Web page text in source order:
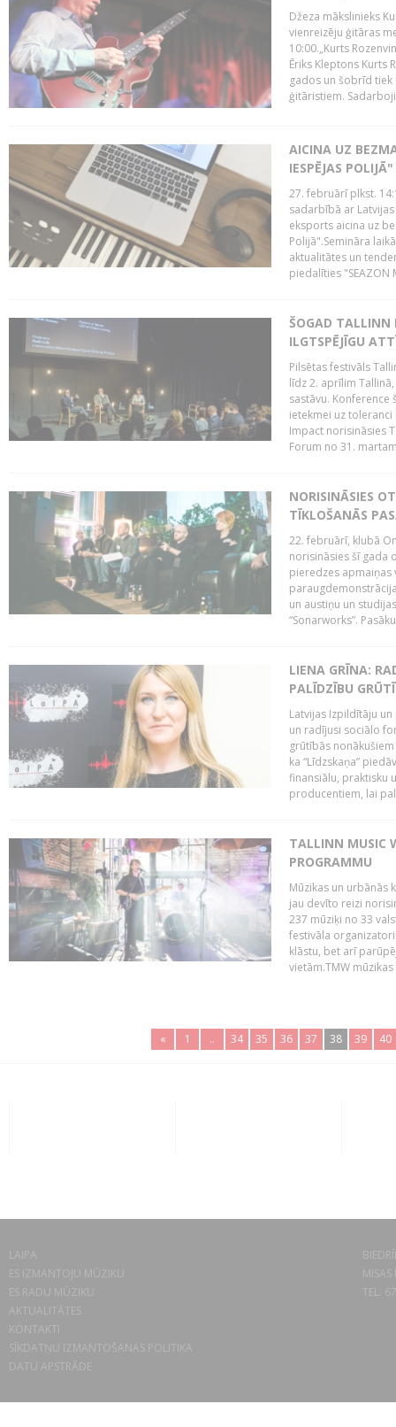
Džeza mākslinieks
vienreizēju ģitāras
10:00.„Kurts
Ēriks Kleptons Kurts
gados un šobrīd
ģitāristiem.
AICINA UZ
IESPĒJAS POLIJĀ"
27. februārī plkst.
sadarbībā ar
eksports aicina uz
Polijā".Semināra
aktualitātes un
piedalīties "SEAZON
ŠOGAD TALLINN
ILGTSPĒJĪGU
Pilsētas festivāls
līdz 2. aprīlim
sastāvu.
ietekmei uz
Impact norisināsies
Forum no 31.
NORISINĀSIES
TĪKLOŠANĀS
22. februārī, klubā
norisināsies šī gada
pieredzes apmaiņas
un austiņu un
“Sonarworks”.
LIENA GRĪNA:
PALĪDZĪBU
Latvijas Izpildītāju
un radījusi sociālo
grūtībās
ka “Līdzskaņa”
finansiālu, praktisku
producentiem, lai
TALLINN MUSIC
PROGRAMMU
Mūzikas un urbānās
jau devīto reizi
237 mūziķi no 33
festivāla
klāstu, bet arī
vietām.TMW
« 1 .. 34 35 36 37 38 39 40
LAIPA
ES IZMANTOJU MŪZIKU
ES RADU MŪZIKU
AKTUALITĀTES
KONTAKTI
SĪKDATŅU IZMANTOŠANAS POLITIKA
DATU APSTRĀDE
TEL.